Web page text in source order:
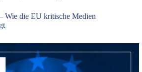
Wie die EU kritische Medien